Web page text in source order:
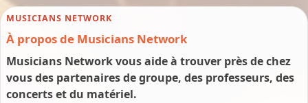
MUSICIANS NETWORK
À propos de Musicians Network
Musicians Network vous aide à trouver près de chez
vous des partenaires de groupe, des professeurs, des
concerts et du matériel.